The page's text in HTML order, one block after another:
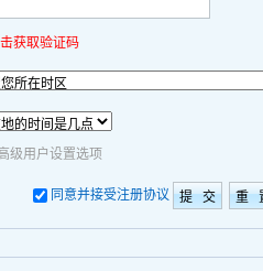
获取验证码
级用户设置选项
同意并接受注册协议